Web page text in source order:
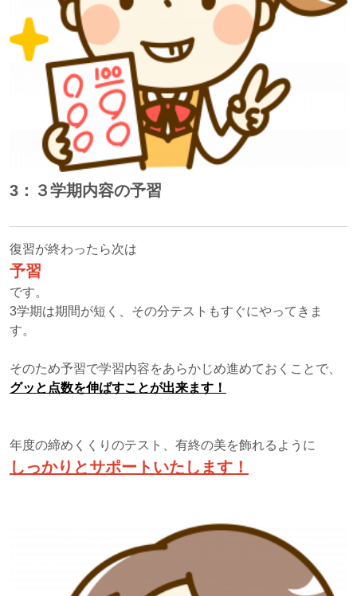
3：３学期内容の予習
復習が終わったら次は
予習
です。
3学期は期間が短く、その分テストもすぐにやってきま
す。
そのため予習で学習内容をあらかじめ進めておくことで、
グッと点数を伸ばすことが出来ます！
年度の締めくくりのテスト、有終の美を飾れるように
しっかりとサポートいたします！